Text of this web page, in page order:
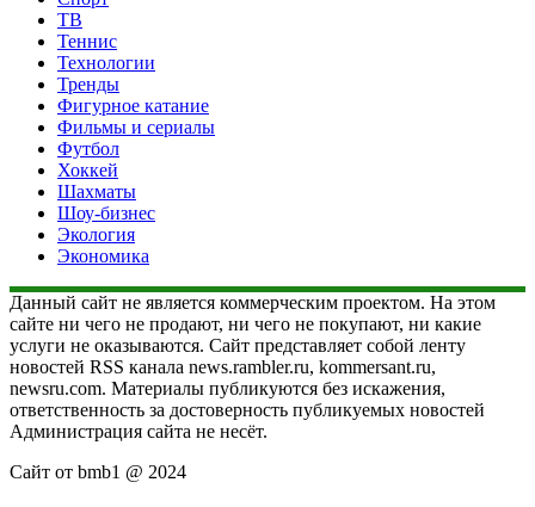
ТВ
Теннис
Технологии
Тренды
Фигурное катание
Фильмы и сериалы
Футбол
Хоккей
Шахматы
Шоу-бизнес
Экология
Экономика
Данный сайт не является коммерческим проектом. На этом
сайте ни чего не продают, ни чего не покупают, ни какие
услуги не оказываются. Сайт представляет собой ленту
новостей RSS канала news.rambler.ru, kommersant.ru,
newsru.com. Материалы публикуются без искажения,
ответственность за достоверность публикуемых новостей
Администрация сайта не несёт.
Сайт от bmb1 @ 2024